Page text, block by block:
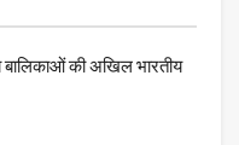
बालिकाओं की अखिल भारतीय